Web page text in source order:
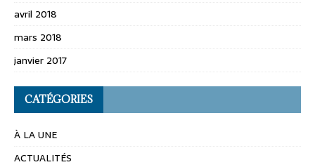
avril 2018
mars 2018
janvier 2017
CATÉGORIES
À LA UNE
ACTUALITÉS